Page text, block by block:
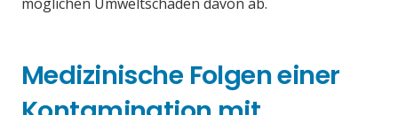
Medizinische Folgen einer